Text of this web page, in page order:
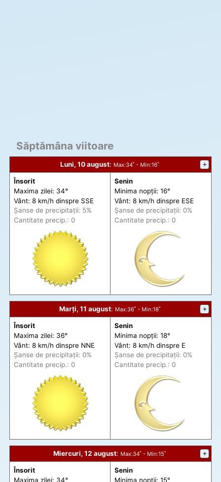
Săptămâna viitoare
Luni, 10 august: Max:34˚ - Min:16˚ +
Însorit
Maxima zilei: 34°
Vânt: 8 km/h dinspre SSE
Șanse de precipitații: 5%
Cantitate precip.: 0
Senin
Minima nopții: 16°
Vânt: 8 km/h dinspre ESE
Șanse de precipitații: 0%
Cantitate precip.: 0
Marți, 11 august: Max:36˚ - Min:18˚ +
Însorit
Maxima zilei: 36°
Vânt: 8 km/h dinspre NNE
Șanse de precipitații: 0%
Cantitate precip.: 0
Senin
Minima nopții: 18°
Vânt: 8 km/h dinspre E
Șanse de precipitații: 0%
Cantitate precip.: 0
Miercuri, 12 august: Max:34˚ - Min:15˚ +
Însorit
Maxima zilei: 34°
Senin
Minima nopții: 15°